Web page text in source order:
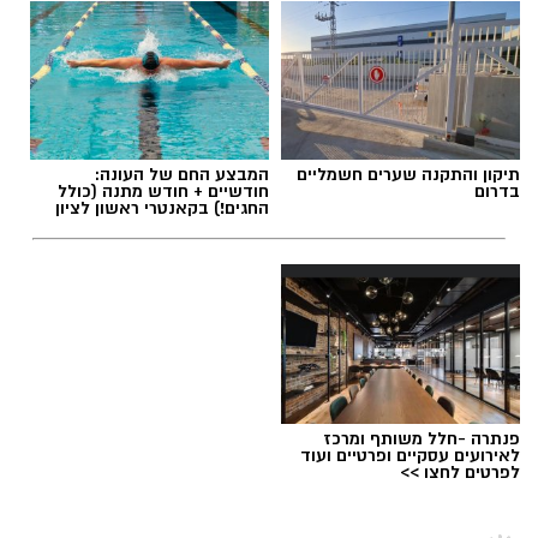
העונה החמישית של "פאודה" מתרחשת על רקע
המציאות הביטחונית שנוצרה לאחר מתקפת חמאס
ב7 באוקטובר, והפרקים הקרובים צפויים להציג את
נקודת המבט של הדמויות המרכזיות במהלך
האירועים הדרמטיים.
חדשותי? מצאתם טעות בכתבה? נשמח שתשתפו
אותנו
תגים:ראשון לציון, הקוסם מארץ עוץ
תיקון והתקנה שערים חשמליים
בדרום
המבצע החם של העונה:
חודשיים + חודש מתנה (כולל
החגים!) בקאנטרי ראשון לציון
פנתרה -חלל משותף ומרכז
לאירועים עסקיים ופרטיים ועוד
לפרטים לחצו >>